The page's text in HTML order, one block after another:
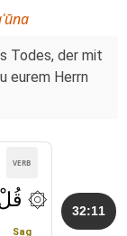
Todes, der mit
eurem Herrn
32:11
VERB
۞
Sag